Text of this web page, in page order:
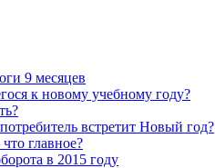
9 месяцев
к новому учебному году?
встретит Новый год?
главное?
в 2015 году